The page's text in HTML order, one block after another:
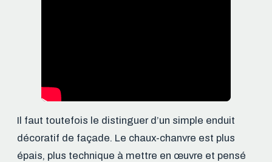
Il faut toutefois le distinguer d’un simple enduit
décoratif de façade. Le chaux-chanvre est plus
épais, plus technique à mettre en œuvre et pensé